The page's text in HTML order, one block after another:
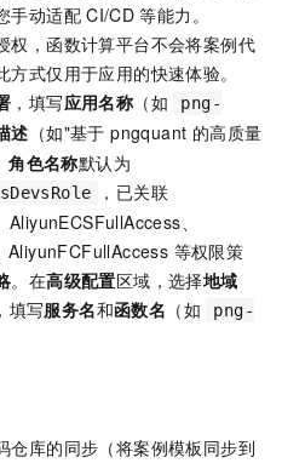
手动适配 CI/CD 等能力。
权，函数计算平台不会将案例代
式仅用于应用的快速体验。
，填写应用名称 （如
png-
述 （如"基于 pngquant 的高质量
角色名称默认为
，已关联
、
AliyunFCFullAccess 等权限策
。在高级配置区域，选择地域
填写服务名和函数名 （如
png-
仓库的同步（将案例模板同步到